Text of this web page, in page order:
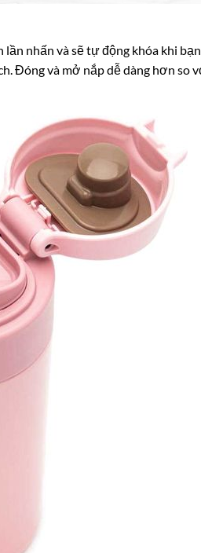
nhấn và sẽ tự động khóa khi
Đóng và mở nắp dễ dàng hơn so